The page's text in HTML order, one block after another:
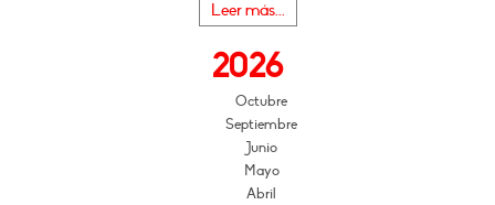
Leer más...
2026
Octubre
Septiembre
Junio
Mayo
Abril